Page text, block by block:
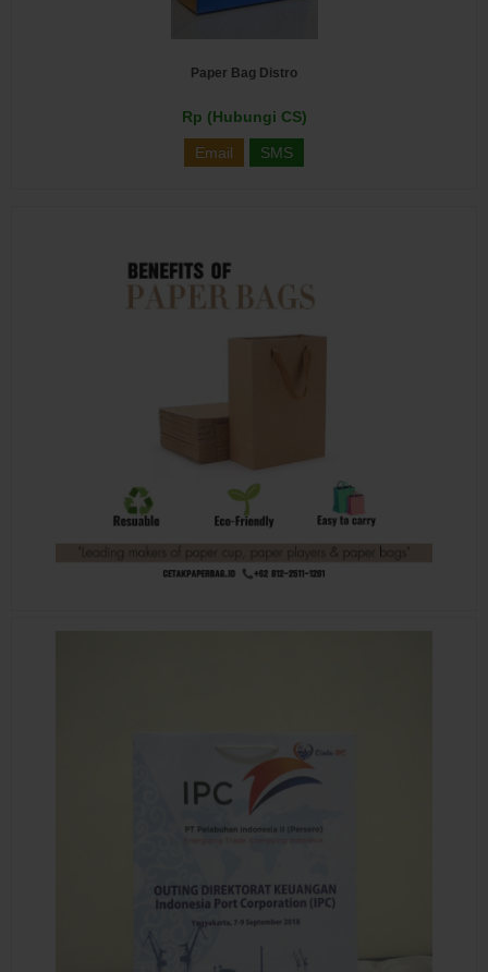
Paper Bag Distro
Rp (Hubungi CS)
Email SMS